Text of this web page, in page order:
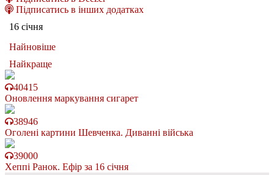
Підписатись в інших додатках
16 січня
Найновіше
Найкраще
40415
Оновлення маркування сигарет
38946
Оголені картини Шевченка. Диванні війська
39000
Хеппі Ранок. Ефір за 16 січня